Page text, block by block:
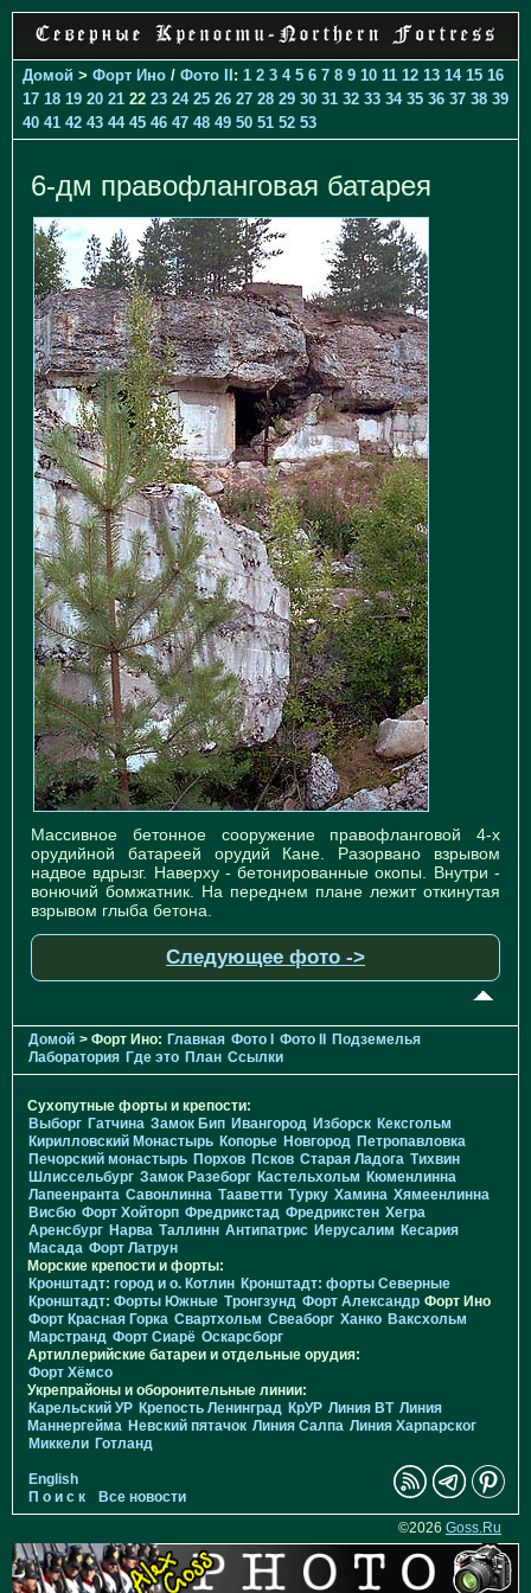
Домой > Форт Ино / Фото II: 1 2 3 4 5 6 7 8 9 10 11 12 13 14 15 16
17 18 19 20 21 22 23 24 25 26 27 28 29 30 31 32 33 34 35 36 37 38 39
40 41 42 43 44 45 46 47 48 49 50 51 52 53
6-дм правофланговая батарея
Массивное бетонное сооружение правофланговой 4-х
орудийной батареей орудий Кане. Разорвано взрывом
надвое вдрызг. Наверху - бетонированные окопы. Внутри -
вонючий бомжатник. На переднем плане лежит откинутая
взрывом глыба бетона.
Следующее фото ->
Домой > Форт Ино: Главная Фото I Фото II Подземелья
Лаборатория Где это План Ссылки
Сухопутные форты и крепости:
Выборг Гатчина Замок Бип Ивангород Изборск Кексгольм
Кирилловский Монастырь Копорье Новгород Петропавловка
Печорcкий монастырь Порхов Псков Старая Ладога Тихвин
Шлиссельбург Замок Разеборг Кастельхольм Кюменлинна
Лапеенранта Савонлинна Тааветти Турку Хамина Хямеенлинна
Висбю Форт Хойторп Фредрикстад Фредрикстен Хегра
Аренсбург Нарва Таллинн Антипатрис Иерусалим Кесария
Масада Форт Латрун
Морские крепости и форты:
Кронштадт: город и о. Котлин Кронштадт: форты Северные
Кронштадт: Форты Южные Тронгзунд Форт Александр Форт Ино
Форт Красная Горка Свартхольм Свеаборг Ханко Ваксхольм
Марстранд Форт Сиарё Оскарсборг
Артиллерийские батареи и отдельные орудия:
Форт Хёмсо
Укрепрайоны и оборонительные линии:
Карельский УР Крепость Ленинград КрУР Линия ВТ Линия
Маннергейма Невский пятачок Линия Салпа Линия Харпарског
Миккели Готланд
English
П о и с к
Все новости
©2026 Goss.Ru